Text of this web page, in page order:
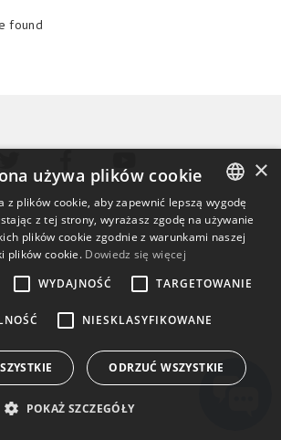
found
ENGLISH
CROATIAN
DUTCH
×
używa plików cookie
z plików cookie, aby zapewnić lepszą wygodę
z tej strony, wyrażasz zgodę na używanie
plików cookie zgodnie z warunkami naszej
plików cookie. Dowiedz się więcej
WYDAJNOŚĆ TARGETOWANIE
NIESKLASYFIKOWANE
ODRZUĆ WSZYSTKIE
POKAŻ SZCZEGÓŁY